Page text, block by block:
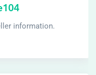
information.